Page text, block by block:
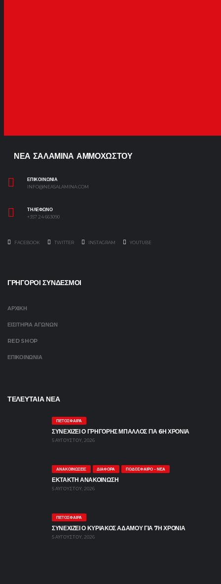
ΝΕΑ ΣΑΛΑΜΙΝΑ ΑΜΜΟΧΩΣΤΟΥ
ΕΠΙΚΟΙΝΩΝΙΑ
INFO@NEASALAMINA.COM
ΤΗΛΕΦΩΝΟ
+357 24 663090
FACEBOOK TWITTER INSTAGRAM YOUTUBE
ΓΡΗΓΟΡΟΙ ΣΥΝΔΕΣΜΟΙ
ΑΡΧΙΚΗ
ΕΙΣΙΤΗΡΙΑ ΑΓΩΝΩΝ
RED SHOP
ΕΠΙΚΟΙΝΩΝΙΑ
ΤΕΛΕΥΤΑΙΑ ΝΕΑ
ΠΕΤΌΣΦΑΙΡΑ
ΣΥΝΕΧΙΖΕΙ Ο ΓΡΗΓΟΡΗΣ ΜΠΑΛΛΟΣ ΓΙΑ 6Η ΧΡΟΝΙΑ
5 ΑΥΓΟΎΣΤΟΥ, 2026
ΑΝΑΚΟΙΝΏΣΕΙΣ ΔΙΆΦΟΡΑ ΠΟΔΌΣΦΑΙΡΟ - ΝΈΑ
ΕΚΤΑΚΤΗ ΑΝΑΚΟΙΝΩΣΗ
5 ΑΥΓΟΎΣΤΟΥ, 2026
ΠΕΤΌΣΦΑΙΡΑ
ΣΥΝΕΧΙΖΕΙ Ο ΚΥΡΙΑΚΟΣ ΑΔΑΜΟΥ ΓΙΑ 7Η ΧΡΟΝΙΑ
5 ΑΥΓΟΎΣΤΟΥ, 2026